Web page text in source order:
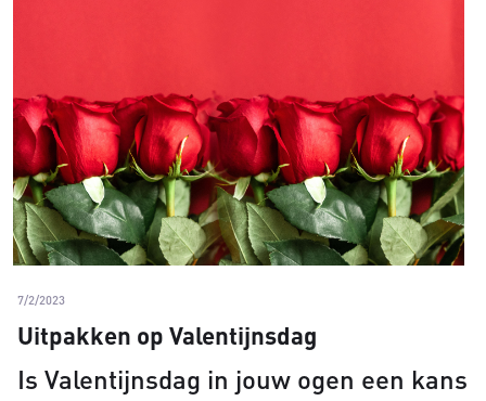
7/2/2023
Uitpakken op Valentijnsdag
Is Valentijnsdag in jouw ogen een kans